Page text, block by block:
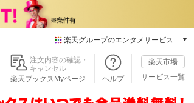
楽天グループのエンタメサービス
本/ゲーム/CD/DVD
楽天ブックス
楽天Kobo
注文内容の確認・
キャンセル
楽天ブックスMyページ
ヘルプ
楽天市場
サービス一覧